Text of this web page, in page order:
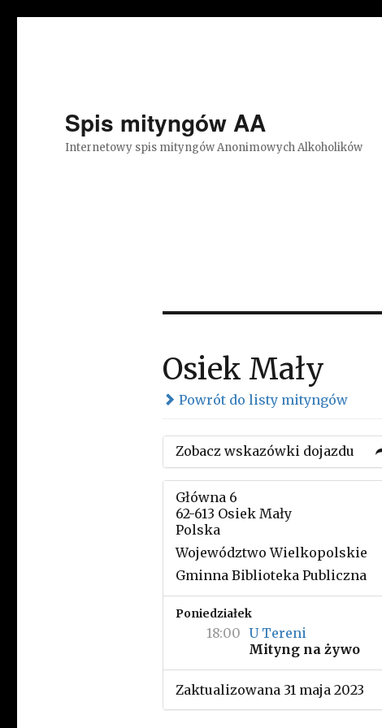
Spis mityngów AA
Internetowy spis mityngów Anonimowych Alkoholików
Osiek Mały
Powrót do listy mityngów
Zobacz wskazówki dojazdu
Główna 6
62-613 Osiek Mały
Polska
Województwo Wielkopolskie
Gminna Biblioteka Publiczna
Poniedziałek
18:00 U Tereni
Mityng na żywo
Zaktualizowana 31 maja 2023